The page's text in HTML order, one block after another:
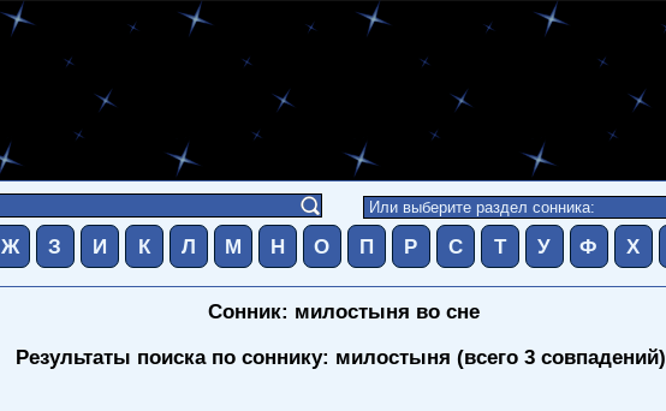
Ж З И К Л М Н О П Р С Т У Ф Х
Сонник: милостыня во сне
Результаты поиска по соннику: милостыня (всего 3 совпадений)